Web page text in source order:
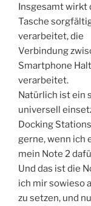
Insgesamt wirkt
Tasche
verarbeitet, die
Verbindung
Smartphone
verarbeitet.
Natürlich ist ein
universell
Docking
gerne, wenn ich
mein Note 2
Und das ist die
ich mir sowieso
zu setzen, und